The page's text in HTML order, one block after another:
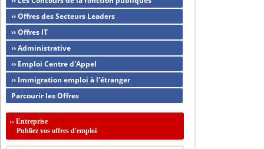
›› Offres des Secteurs Leaders
›› Offres IT
›› Administrative
›› Emploi Centre d'Appel
›› Immigration emploi à l'étranger
Parcourir les Offres
››Entreprise
Publiez vos offres d'emploi